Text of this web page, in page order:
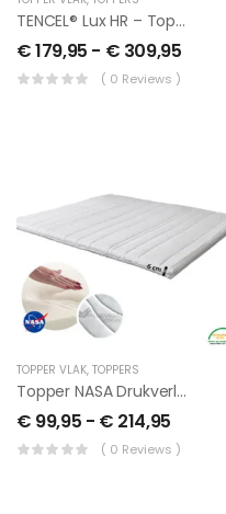
TENCEL® Lux HR – Topper – 10 Cm
€179,95 - € 309,95
( 0 Reviews )
TOPPER VLAK, TOPPERS
Topper NASA Drukverlagend Aloa Vera
€ 99,95 - € 214,95
( 0 Reviews )